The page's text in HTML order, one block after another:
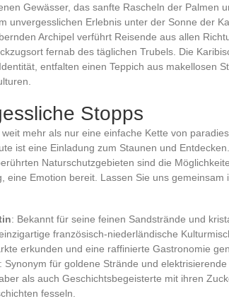
Gewässer, das sanfte Rascheln der Palmen
unvergesslichen Erlebnis unter der Sonne der
Archipel verführt Reisende aus allen
fernab des täglichen Trubels. Die
entfalten einen Teppich aus makellosen
Stopps
weit mehr als nur eine einfache Kette von
ist eine Einladung zum Staunen und
Naturschutzgebieten sind die
eine Emotion bereit. Lassen Sie uns
: Bekannt für seine feinen Sandstrände und
französisch-niederländische
erkunden und eine raffinierte Gastronomie
: Synonym für goldene Strände und
als auch Geschichtsbegeisterte mit ihren
fesseln.